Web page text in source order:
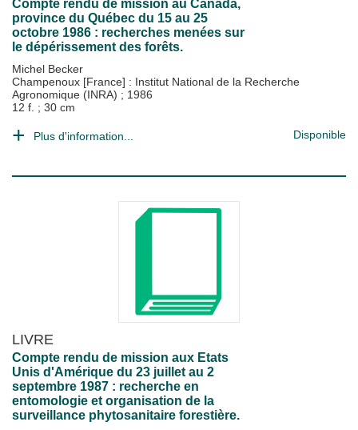
Compte rendu de mission au Canada,
province du Québec du 15 au 25
octobre 1986 : recherches menées sur
le dépérissement des forêts.
Michel Becker
Champenoux [France] : Institut National de la Recherche
Agronomique (INRA) ; 1986
12 f. ; 30 cm
Plus d'information... Disponible
LIVRE
Compte rendu de mission aux Etats
Unis d'Amérique du 23 juillet au 2
septembre 1987 : recherche en
entomologie et organisation de la
surveillance phytosanitaire forestière.